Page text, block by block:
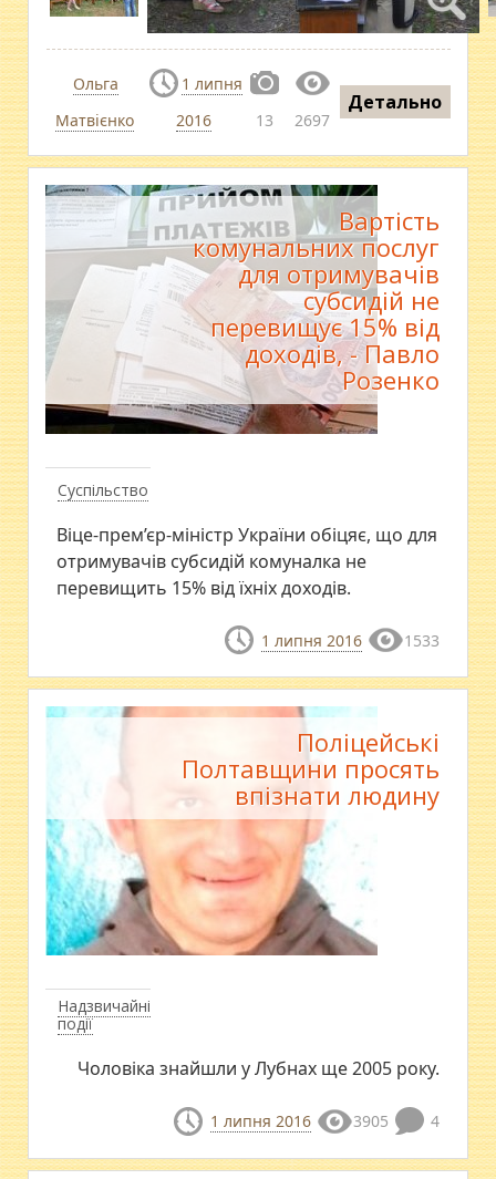
Ольга
Матвієнко
1 липня
2016
13 2697
Детально
Суспільство
Вартість
комунальних послуг
для отримувачів
субсидій не
перевищує 15% від
доходів, - Павло
Розенко
Віце-прем’єр-міністр України обіцяє, що для
отримувачів субсидій комуналка не
перевищить 15% від їхніх доходів.
1 липня 2016 1533
Надзвичайні
події
Поліцейські
Полтавщини просять
впізнати людину
Чоловіка знайшли у Лубнах ще 2005 року.
1 липня 2016 3905 4